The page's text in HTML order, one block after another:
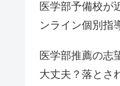
医学部予備校が
ンライン個別指
医学部推薦の志
大丈夫？落とさ